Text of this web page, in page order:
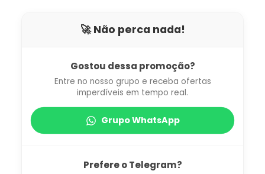
🚀 Não perca nada!
Gostou dessa promoção?
Entre no nosso grupo e receba ofertas
imperdíveis em tempo real.
Grupo WhatsApp
Prefere o Telegram?